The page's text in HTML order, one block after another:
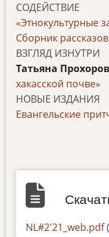
СОДЕЙСТВИЕ
«Этнокультурные
Сборник
ВЗГЛЯД ИЗНУТРИ
Татьяна
хакасской почве»
НОВЫЕ ИЗДАНИЯ
Евангельские
Документ
NL#2'21_web.pdf